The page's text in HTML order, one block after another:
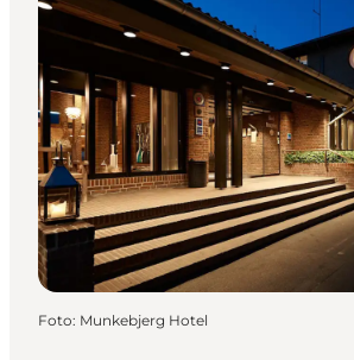
Foto: Munkebjerg Hotel